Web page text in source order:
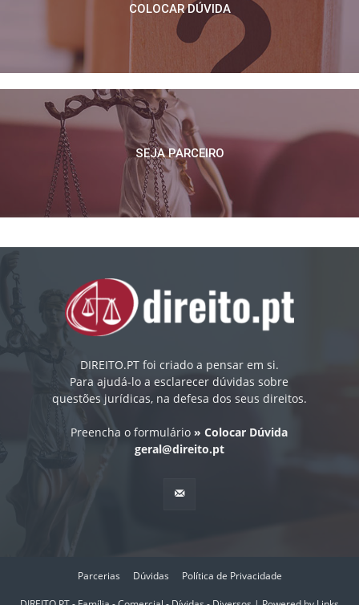
COLOCAR DÚVIDA
SEJA PARCEIRO
DIREITO.PT foi criado a pensar em si.
Para ajudá-lo a esclarecer dúvidas sobre
questões jurídicas, na defesa dos seus direitos.
Preencha o formulário » Colocar Dúvida
geral@direito.pt
Parcerias Dúvidas Política de Privacidade